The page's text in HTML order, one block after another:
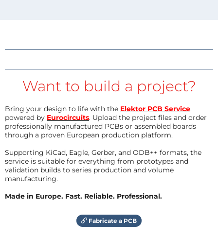
Want to build a project?
Bring your design to life with the Elektor PCB Service,
powered by Eurocircuits. Upload the project files and order
professionally manufactured PCBs or assembled boards
through a proven European production platform.
Supporting KiCad, Eagle, Gerber, and ODB++ formats, the
service is suitable for everything from prototypes and
validation builds to series production and volume
manufacturing.
Made in Europe. Fast. Reliable. Professional.
Fabricate a PCB